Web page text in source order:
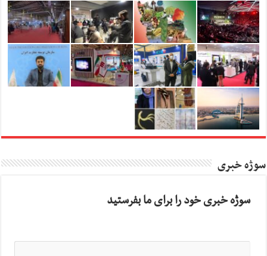
سوژه خبری
سوژه خبری خود را برای ما بفرستید